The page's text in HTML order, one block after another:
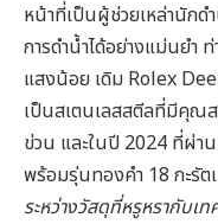
หน้าที่เป็นผู้ช่วยเหล่านักด
การดำน้ำได้อย่างแม่นยำ
แสงน้อย เดิม Rolex
เป็นสเตนเลสสตีลที่มีคุณ
ข่วน และในปี 2024 ที่ผ่า
พร้อมรุ่นทองคำ 18 กะรัต
ระหว่างวัสดุที่หรูหรากับเ